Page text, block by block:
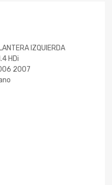
IZQUIERDA
HDi
2007